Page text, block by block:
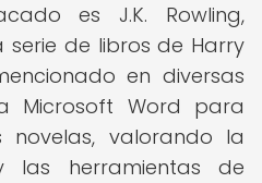
es J.K. Rowling,
de libros de Harry
en diversas
Microsoft Word para
valorando la
herramientas de